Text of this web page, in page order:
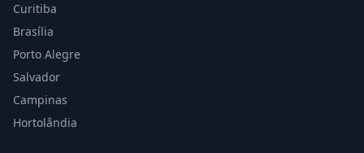
Curitiba
Brasília
Porto Alegre
Salvador
Campinas
Hortolândia